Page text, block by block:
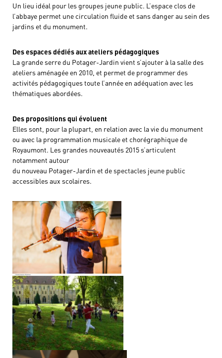
Un lieu idéal pour les groupes jeune public. L’espace clos de
l’abbaye permet une circulation fluide et sans danger au sein des
jardins et du monument.
Des espaces dédiés aux ateliers pédagogiques
La grande serre du Potager-Jardin vient s’ajouter à la salle des
ateliers aménagée en 2010, et permet de programmer des
activités pédagogiques toute l’année en adéquation avec les
thématiques abordées.
Des propositions qui évoluent
Elles sont, pour la plupart, en relation avec la vie du monument
ou avec la programmation musicale et chorégraphique de
Royaumont. Les grandes nouveautés 2015 s’articulent
notamment autour
du nouveau Potager-Jardin et de spectacles jeune public
accessibles aux scolaires.